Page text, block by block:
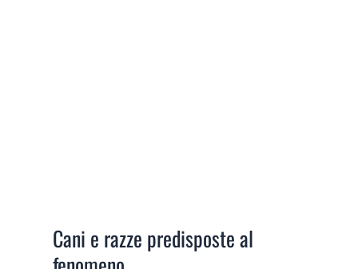
Cani e razze predisposte al